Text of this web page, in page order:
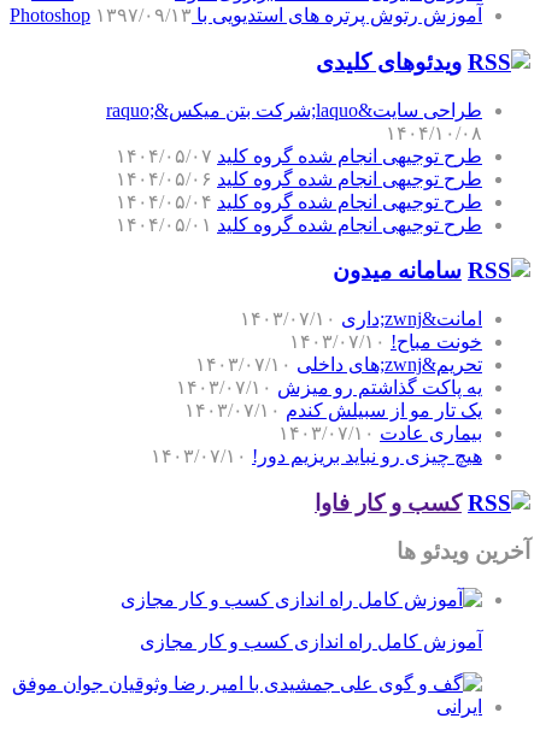
آموزش رتوش پرتره های استدیویی با Photoshop ۱۳۹۷/۰۹/۱۳
ویدئوهای کلیدی
طراحی سایت&laquo;شرکت بتن میکس&raquo;
۱۴۰۴/۱۰/۰۸
طرح توجیهی انجام شده گروه کلید ۱۴۰۴/۰۵/۰۷
طرح توجیهی انجام شده گروه کلید ۱۴۰۴/۰۵/۰۶
طرح توجیهی انجام شده گروه کلید ۱۴۰۴/۰۵/۰۴
طرح توجیهی انجام شده گروه کلید ۱۴۰۴/۰۵/۰۱
سامانه میدون
امانت&zwnj;داری
۱۴۰۳/۰۷/۱۰
خونت مباح! ۱۴۰۳/۰۷/۱۰
تحریم&zwnj;های داخلی
۱۴۰۳/۰۷/۱۰
یه پاکت گذاشتم رو میزش ۱۴۰۳/۰۷/۱۰
یک تار مو از سبیلش کندم ۱۴۰۳/۰۷/۱۰
بیماری عادت ۱۴۰۳/۰۷/۱۰
هیچ چیزی رو نباید بریزیم دور! ۱۴۰۳/۰۷/۱۰
کسب و کار فاوا
آخرین ویدئو ها
آموزش کامل راه اندازی کسب و کار مجازی